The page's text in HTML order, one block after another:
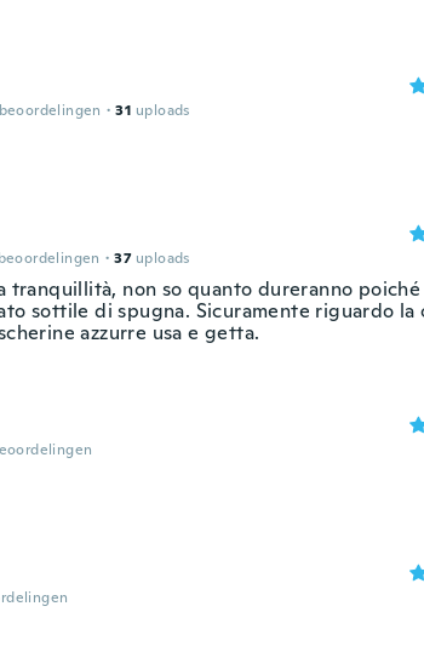
beoordelingen · 31 uploads
beoordelingen · 37 uploads
tranquillità, non so quanto dureranno
sottile di spugna. Sicuramente riguardo la
azzurre usa e getta.